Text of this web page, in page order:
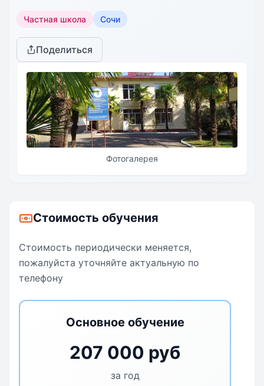
Лауреат – Победитель «Всероссийской выставки
реестр 1-2017-661-286-413) - центрального
выставочного мероприятия системы образования
Российской Федерации Образовательные технологии
гимназии формируют у обучающихся готовность и
способность творчески мыслить, находить
нестандартные решения, проявлять инициативу и
придумывать новые идеи.
Частная школа Сочи
Поделиться
Фотогалерея
Стоимость обучения
Стоимость периодически меняется,
пожалуйста уточняйте актуальную по
телефону
Основное обучение
207 000 руб
за год